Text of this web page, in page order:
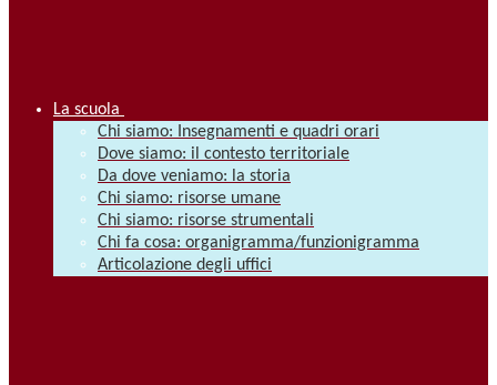
La scuola
Chi siamo: Insegnamenti e quadri orari
Dove siamo: il contesto territoriale
Da dove veniamo: la storia
Chi siamo: risorse umane
Chi siamo: risorse strumentali
Chi fa cosa: organigramma/funzionigramma
Articolazione degli uffici